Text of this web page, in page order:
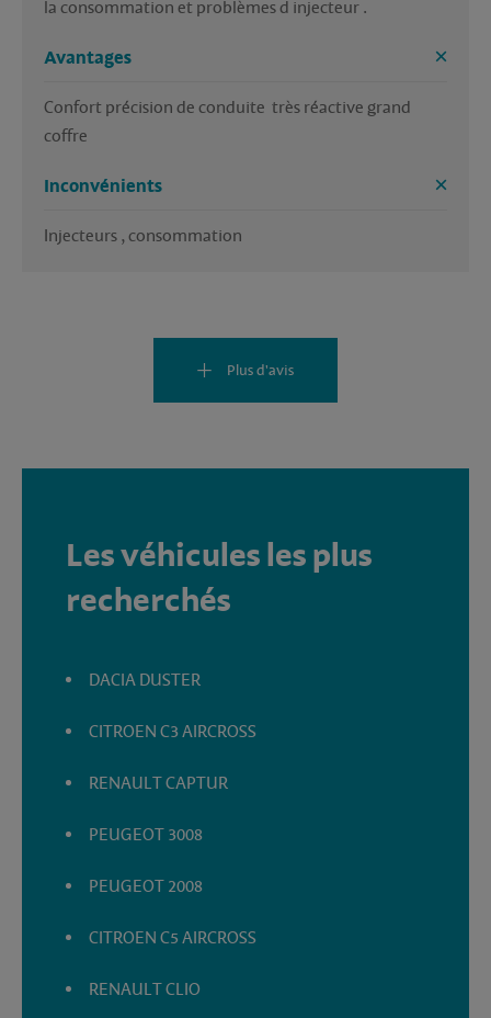
la consommation et problèmes d injecteur .
Avantages
Confort précision de conduite  très réactive grand
coffre
Inconvénients
Injecteurs , consommation
Plus d'avis
Les véhicules les plus
recherchés
DACIA DUSTER
CITROEN C3 AIRCROSS
RENAULT CAPTUR
PEUGEOT 3008
PEUGEOT 2008
CITROEN C5 AIRCROSS
RENAULT CLIO